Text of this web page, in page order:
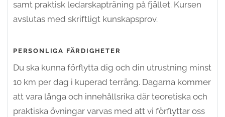
samt praktisk ledarskapträning på fjället. Kursen
avslutas med skriftligt kunskapsprov.
PERSONLIGA FÄRDIGHETER
Du ska kunna förflytta dig och din utrustning minst
10 km per dag i kuperad terräng. Dagarna kommer
att vara långa och innehållsrika där teoretiska och
praktiska övningar varvas med att vi förflyttar oss